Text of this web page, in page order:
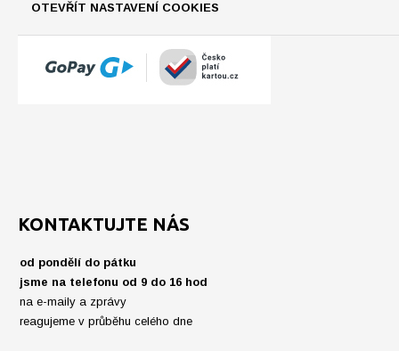
OTEVŘÍT NASTAVENÍ COOKIES
KONTAKTUJTE NÁS
od pondělí do pátku
jsme na telefonu od 9 do 16 hod
na e-maily a zprávy
reagujeme v průběhu celého dne